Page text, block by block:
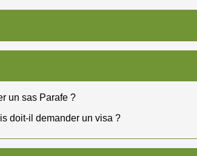
un sas Parafe ?
doit-il demander un visa ?